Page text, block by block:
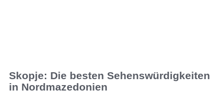
Skopje: Die besten Sehenswürdigkeiten
in Nordmazedonien